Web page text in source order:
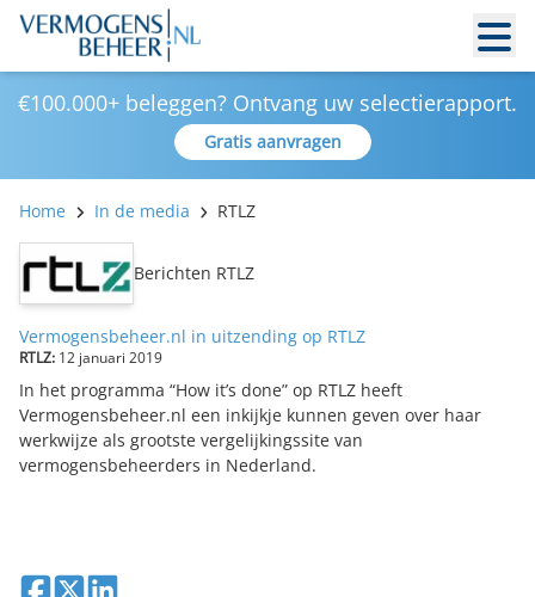
€100.000+ beleggen? Ontvang uw selectierapport.
Gratis aanvragen
Home In de media RTLZ
Berichten RTLZ
Vermogensbeheer.nl in uitzending op RTLZ
RTLZ: 12 januari 2019
In het programma “How it’s done” op RTLZ heeft
Vermogensbeheer.nl een inkijkje kunnen geven over haar
werkwijze als grootste vergelijkingssite van
vermogensbeheerders in Nederland.
Deel op Facebook
Deel op XDeel op LinkedIn